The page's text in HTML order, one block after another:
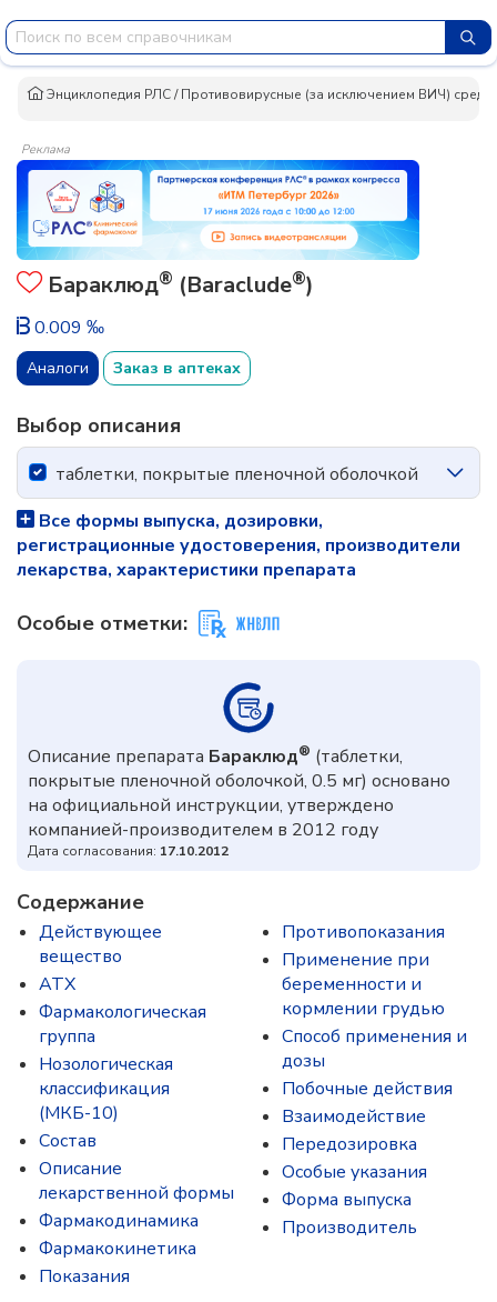
Энциклопедия РЛС/Противовирусные (за исключением ВИЧ)
Реклама
Бараклюд® (Baraclude®)
0.009 ‰
Аналоги Заказ в аптеках
Выбор описания
таблетки, покрытые пленочной оболочкой
Все формы выпуска, дозировки,
регистрационные удостоверения, производители
лекарства, характеристики препарата
Особые отметки:
Описание препарата Бараклюд® (таблетки,
покрытые пленочной оболочкой, 0.5 мг) основано
на официальной инструкции, утверждено
компанией-производителем в 2012 году
Дата согласования: 17.10.2012
Содержание
Действующее
вещество
ATX
Фармакологическая
группа
Нозологическая
классификация
(МКБ-10)
Состав
Описание
лекарственной формы
Фармакодинамика
Фармакокинетика
Показания
Противопоказания
Применение при
беременности и
кормлении грудью
Способ применения и
дозы
Побочные действия
Взаимодействие
Передозировка
Особые указания
Форма выпуска
Производитель